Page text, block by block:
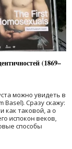
(1869–
можно увидеть в
Basel). Сразу скажу:
как таковой, а о
испокон веков,
способы